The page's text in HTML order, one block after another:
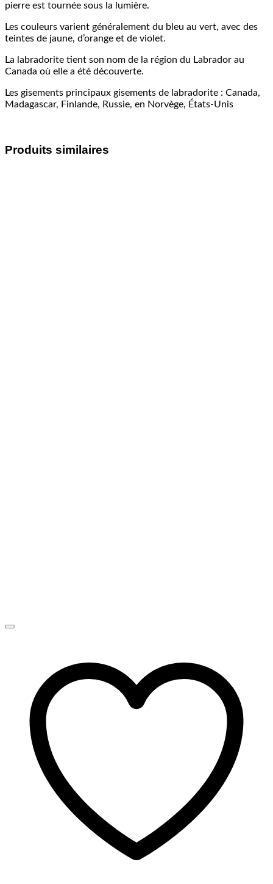
pierre est tournée sous la lumière.
Les couleurs varient généralement du bleu au vert, avec des
teintes de jaune, d’orange et de violet.
La labradorite tient son nom de la région du Labrador au
Canada où elle a été découverte.
Les gisements principaux gisements de labradorite : Canada,
Madagascar, Finlande, Russie, en Norvège, États-Unis
Produits similaires